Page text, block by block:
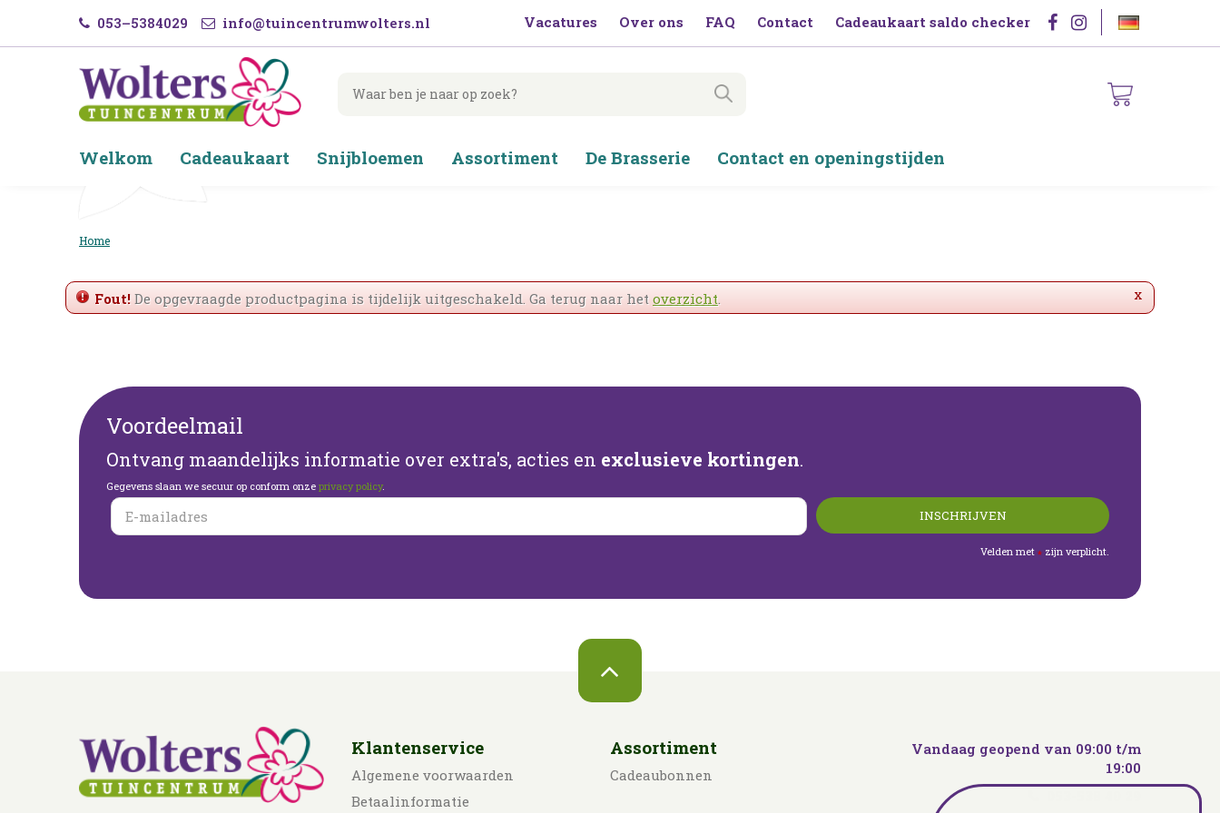
content
Home
053–5384029 info@tuincentrumwolters.nl Vacatures Over ons FAQ Contact Cadeaukaart saldo checker
Welkom Cadeaukaart Snijbloemen Assortiment De Brasserie Contact en openingstijden
x
Fout! De opgevraagde productpagina is tijdelijk uitgeschakeld. Ga terug naar het overzicht.
Voordeelmail
Ontvang maandelijks informatie over extra's, acties en exclusieve kortingen.
Gegevens slaan we secuur op conform onze privacy policy.
Velden met * zijn verplicht.
Klantenservice
Algemene voorwaarden
Betaalinformatie
Assortiment
Cadeaubonnen
Vandaag geopend van 09:00 t/m
19:00